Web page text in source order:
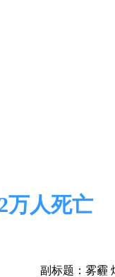
万人死亡
副标题：雾霾